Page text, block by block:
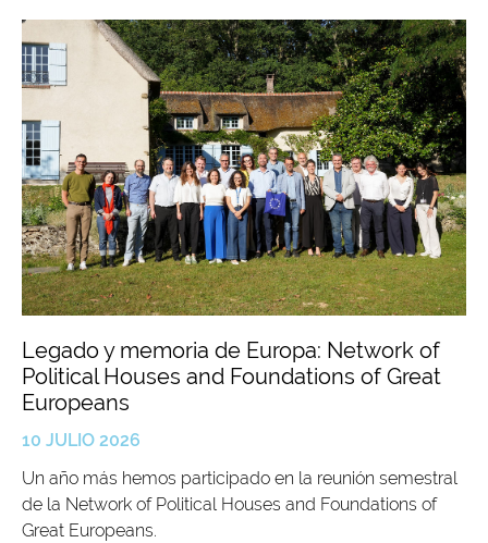
Legado y memoria de Europa: Network of
Political Houses and Foundations of Great
Europeans
10 JULIO 2026
Un año más hemos participado en la reunión semestral
de la Network of Political Houses and Foundations of
Great Europeans.